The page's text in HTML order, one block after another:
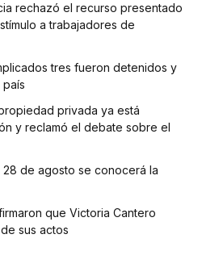
rechazó el recurso presentado
a trabajadores de
tres fueron detenidos y
privada ya está
y reclamó el debate sobre el
28 de agosto se conocerá la
que Victoria Cantero
sus actos